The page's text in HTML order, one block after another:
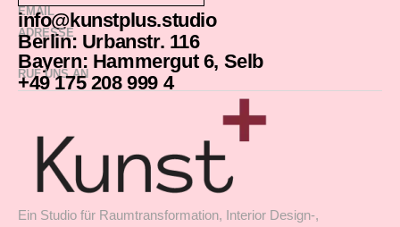
EMAIL
info@kunstplus.studio
ADRESSE
Berlin: Urbanstr. 116
Bayern: Hammergut 6, Selb
RUF UNS AN
+49 175 208 999 4
Ein Studio für Raumtransformation, Interior Design-,